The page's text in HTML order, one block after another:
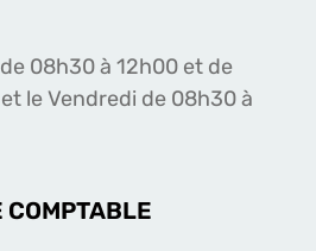
08h30 à 12h00 et de
le Vendredi de 08h30 à